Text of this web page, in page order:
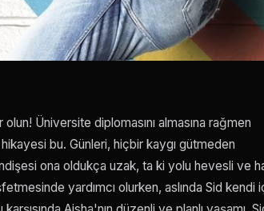
Üniversite diplomasını almasına rağmen
hikayesi bu. Günleri, hiçbir kaygı gütmeden
ona oldukça uzak, ta ki yolu hevesli ve
yardımcı olurken, aslında Sid kendi